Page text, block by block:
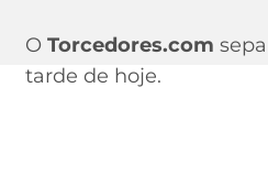
O Torcedores.com
tarde de hoje.